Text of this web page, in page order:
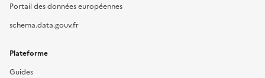
Portail des données européennes
schema.data.gouv.fr
Plateforme
Guides